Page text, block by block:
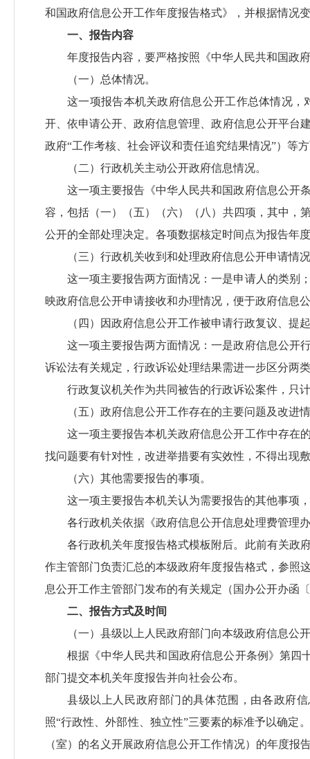
和国政府信息公开工作年度报告格式》，并根据情况
一、报告内容
年度报告内容，要严格按照《中华人民共和国政
（一）总体情况。
这一项报告本机关政府信息公开工作总体情况
开、依申请公开、政府信息管理、政府信息公开平台
政府“工作考核、社会评议和责任追究结果情况”）等
（二）行政机关主动公开政府信息情况。
这一项主要报告《中华人民共和国政府信息公开
容，包括（一）（五）（六）（八）共四项，其中，
公开的全部处理决定。各项数据核定时间点为报告年
（三）行政机关收到和处理政府信息公开申请情
这一项主要报告两方面情况：一是申请人的类别
映政府信息公开申请接收和办理情况，便于政府信息
（四）因政府信息公开工作被申请行政复议、提
这一项主要报告两方面情况：一是政府信息公开
诉讼法有关规定，行政诉讼处理结果需进一步区分两
行政复议机关作为共同被告的行政诉讼案件，只
（五）政府信息公开工作存在的主要问题及改进
这一项主要报告本机关政府信息公开工作中存在
找问题要有针对性，改进举措要有实效性，不得出现
（六）其他需要报告的事项。
这一项主要报告本机关认为需要报告的其他事项
各行政机关依据《政府信息公开信息处理费管理
各行政机关年度报告格式模板附后。此前有关政
作主管部门负责汇总的本级政府年度报告格式，参照
息公开工作主管部门发布的有关规定（国办公开办函
二、报告方式及时间
（一）县级以上人民政府部门向本级政府信息
根据《中华人民共和国政府信息公开条例》第四
部门提交本机关年度报告并向社会公布。
县级以上人民政府部门的具体范围，由各政府
照“行政性、外部性、独立性”三要素的标准予以确定
（室）的名义开展政府信息公开工作情况）的年度